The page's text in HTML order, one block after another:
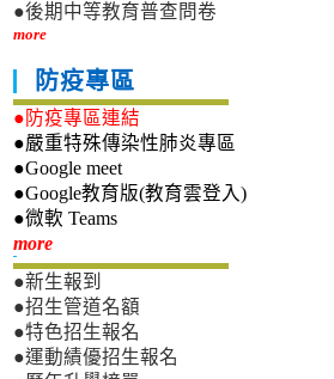
●後期中等教育普查問卷
more
防疫專區
●防疫專區連結
●嚴重特殊傳染性肺炎專區
●Google meet
●Google教育版(教育雲登入)
●微軟 Teams
more新生專區
●新生報到
●招生管道名額
●特色招生報名
●運動績優招生報名